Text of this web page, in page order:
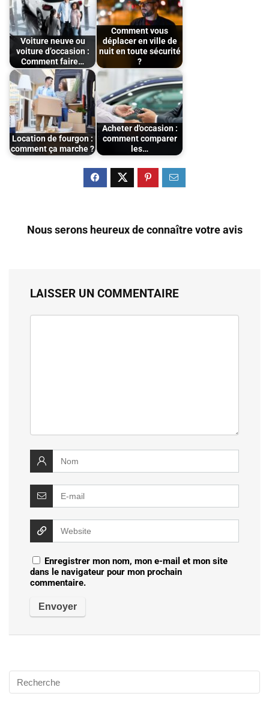
Voiture neuve ou
voiture d’occasion :
Comment faire…
Comment vous
déplacer en ville de
nuit en toute sécurité
?
Location de fourgon :
comment ça marche ?
Acheter d'occasion :
comment comparer
les…
Nous serons heureux de connaître votre avis
LAISSER UN COMMENTAIRE
Enregistrer mon nom, mon e-mail et mon site
dans le navigateur pour mon prochain
commentaire.